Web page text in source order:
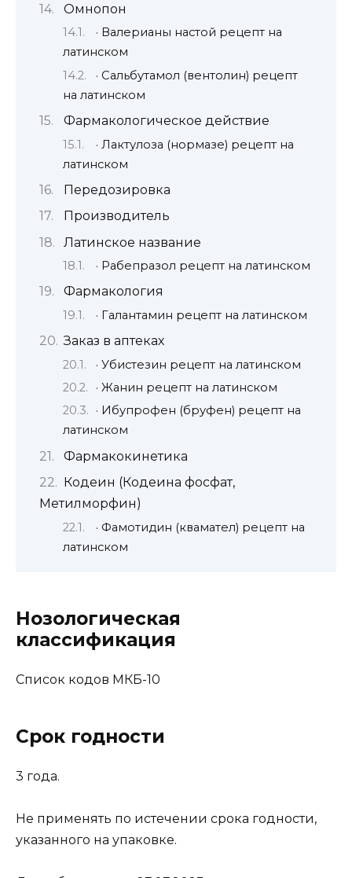
Омнопон
· Валерианы настой рецепт на
латинском
· Сальбутамол (вентолин) рецепт
на латинском
Фармакологическое действие
· Лактулоза (нормазе) рецепт на
латинском
Передозировка
Производитель
Латинское название
· Рабепразол рецепт на латинском
Фармакология
· Галантамин рецепт на латинском
Заказ в аптеках
· Убистезин рецепт на латинском
· Жанин рецепт на латинском
· Ибупрофен (бруфен) рецепт на
латинском
Фармакокинетика
Кодеин (Кодеина фосфат,
Метилморфин)
· Фамотидин (квамател) рецепт на
латинском
Нозологическая
классификация
Список кодов МКБ-10
Срок годности
3 года.
Не применять по истечении срока годности,
указанного на упаковке.